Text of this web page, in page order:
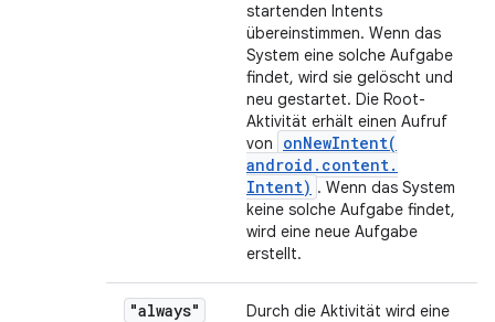
startenden Intents
übereinstimmen. Wenn das
System eine solche Aufgabe
findet, wird sie gelöscht und
neu gestartet. Die Root-
Aktivität erhält einen Aufruf
von
onNewIntent(
android . content.
Intent) . Wenn das System
keine solche Aufgabe findet,
wird eine neue Aufgabe
erstellt.
"always"
Durch die Aktivität wird eine